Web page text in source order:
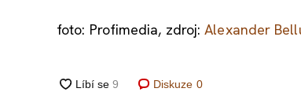
foto: Profimedia, zdroj:Alexander
Diskuze 0